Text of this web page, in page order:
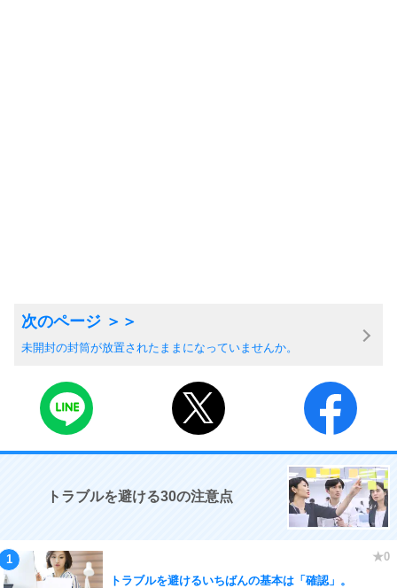
未開封の封筒が放置されたままになっていませんか。
トラブルを避ける30の注意点
トラブルを避けるいちばんの基本は「確認」。